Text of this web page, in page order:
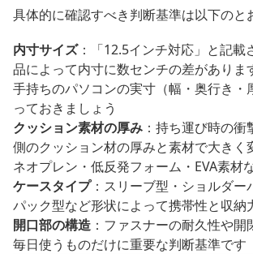
具体的に確認すべき判断基準は以下のと
内寸サイズ：「12.5インチ対応」と記載
品によって内寸に数センチの差がありま
手持ちのパソコンの実寸（幅・奥行き・
っておきましょう
クッション素材の厚み ：持ち運び時の
側のクッション材の厚みと素材で大きく
ネオプレン・低反発フォーム・EVA素材
ケースタイプ：スリーブ型・ショルダー
パック型など形状によって携帯性と収納
開口部の構造 ：ファスナーの耐久性や開
毎日使うものだけに重要な判断基準です